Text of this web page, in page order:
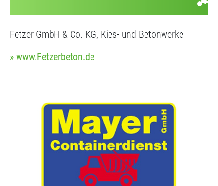
Fetzer GmbH & Co. KG, Kies- und Betonwerke
» www.Fetzerbeton.de